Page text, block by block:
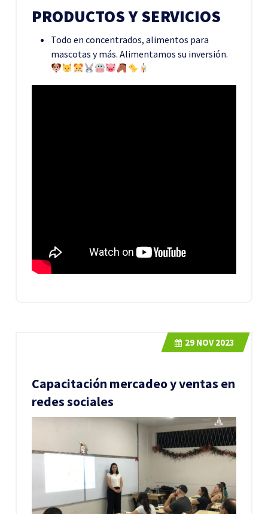
PRODUCTOS Y SERVICIOS
Todo en concentrados, alimentos para
mascotas y más. Alimentamos su inversión.
Capacitación mercadeo y ventas en
redes sociales
29 NOV 2023